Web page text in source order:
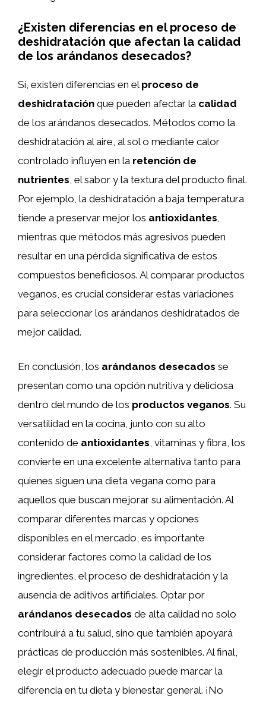
¿Existen diferencias en el proceso de
deshidratación que afectan la calidad
de los arándanos desecados?
Sí, existen diferencias en el proceso de
deshidratación que pueden afectar la calidad
de los arándanos desecados. Métodos como la
deshidratación al aire, al sol o mediante calor
controlado influyen en la retención de
nutrientes, el sabor y la textura del producto final.
Por ejemplo, la deshidratación a baja temperatura
tiende a preservar mejor los antioxidantes,
mientras que métodos más agresivos pueden
resultar en una pérdida significativa de estos
compuestos beneficiosos. Al comparar productos
veganos, es crucial considerar estas variaciones
para seleccionar los arándanos deshidratados de
mejor calidad.
En conclusión, los arándanos desecados se
presentan como una opción nutritiva y deliciosa
dentro del mundo de los productos veganos. Su
versatilidad en la cocina, junto con su alto
contenido de antioxidantes , vitaminas y fibra, los
convierte en una excelente alternativa tanto para
quienes siguen una dieta vegana como para
aquellos que buscan mejorar su alimentación. Al
comparar diferentes marcas y opciones
disponibles en el mercado, es importante
considerar factores como la calidad de los
ingredientes, el proceso de deshidratación y la
ausencia de aditivos artificiales. Optar por
arándanos desecados de alta calidad no solo
contribuirá a tu salud, sino que también apoyará
prácticas de producción más sostenibles. Al final,
elegir el producto adecuado puede marcar la
diferencia en tu dieta y bienestar general. ¡No